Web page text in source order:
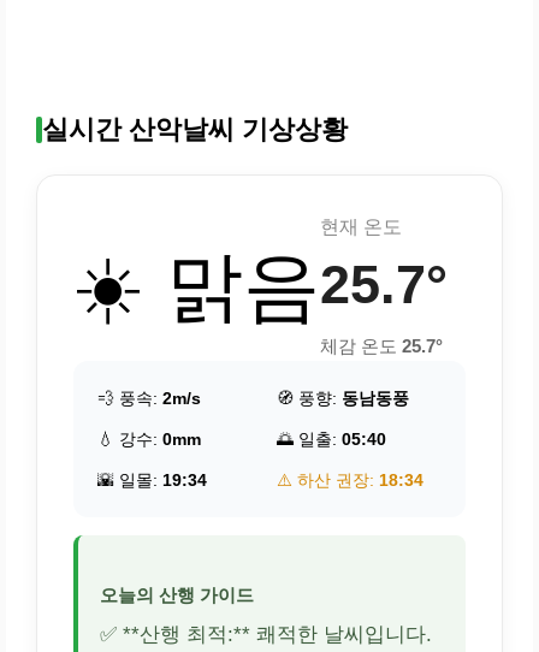
실시간 산악날씨 기상상황
☀️ 맑음
현재 온도
25.7°
체감 온도 25.7°
💨 풍속: 2m/s 🧭 풍향: 동남동풍
💧 강수: 0mm 🌅 일출: 05:40
🌇 일몰: 19:34 ⚠️ 하산 권장: 18:34
오늘의 산행 가이드
✅ **산행 최적:** 쾌적한 날씨입니다.